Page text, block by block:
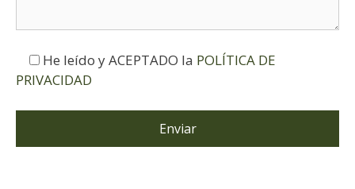
He leído y ACEPTADO la POLÍTICA DE
PRIVACIDAD